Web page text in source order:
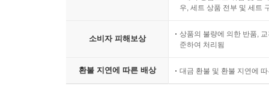
우, 세트 상품 전부 및 세트
소비자 피해보상
상품의 불량에 의한 반품,
준하여 처리됨
환불 지연에 따른 배상 대금 환불 및 환불 지연에